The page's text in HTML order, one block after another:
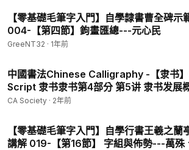
【零基礎毛筆字入門】自學隸書曹全碑示
004-【第四節】鉤畫匯總---元心民
GreeNT32 · 1年前
中國書法Chinese Calligraphy -【隶书
Script 隶书隶书第4部分 第5讲 隶书发展
CA Society · 2年前
【零基礎毛筆字入門】自學行書王羲之蘭
講解 019-【第16節】 字組與佈勢---萬殊